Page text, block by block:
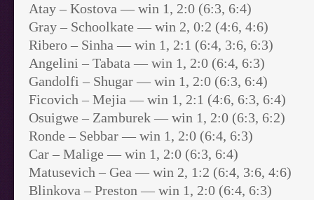
Atay – Kostova — win 1, 2:0 (6:3, 6:4)
Gray – Schoolkate — win 2, 0:2 (4:6, 4:6)
Ribero – Sinha — win 1, 2:1 (6:4, 3:6, 6:3)
Angelini – Tabata — win 1, 2:0 (6:4, 6:3)
Gandolfi – Shugar — win 1, 2:0 (6:3, 6:4)
Ficovich – Mejia — win 1, 2:1 (4:6, 6:3, 6:4)
Osuigwe – Zamburek — win 1, 2:0 (6:3, 6:2)
Ronde – Sebbar — win 1, 2:0 (6:4, 6:3)
Car – Malige — win 1, 2:0 (6:3, 6:4)
Matusevich – Gea — win 2, 1:2 (6:4, 3:6, 4:6)
Blinkova – Preston — win 1, 2:0 (6:4, 6:3)